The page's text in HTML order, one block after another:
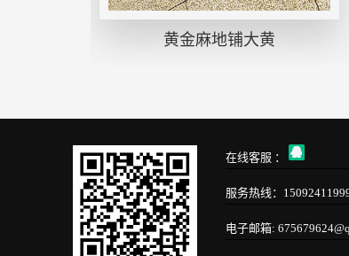
黄金麻地铺大黄
在线客服 ：
服务热线：
电子邮箱: